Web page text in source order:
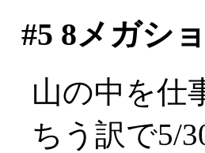
#5 8メガシ
山の中を仕
ちう訳で5/